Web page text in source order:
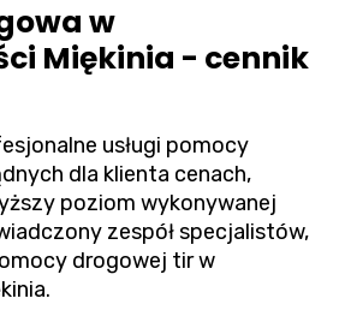
w
Miękinia - cennik
usługi pomocy
dla klienta cenach,
poziom wykonywanej
zespół specjalistów,
drogowej tir w